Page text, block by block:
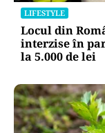
LIFESTYLE
Locul din
interzise în
la 5.000 de lei